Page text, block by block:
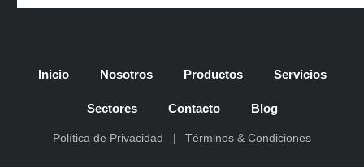
Inicio Nosotros Productos Servicios
Sectores Contacto Blog
Política de Privacidad Términos & Condiciones